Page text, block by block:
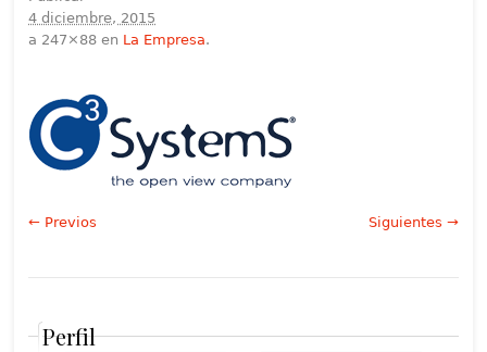
4 diciembre, 2015
a 247×88 en La Empresa.
← Previos Siguientes →
Perfil